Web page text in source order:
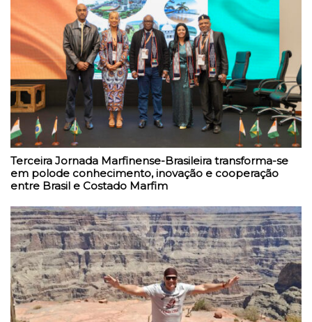
Terceira Jornada Marfinense-Brasileira transforma-se
em polode conhecimento, inovação e cooperação
entre Brasil e Costado Marfim